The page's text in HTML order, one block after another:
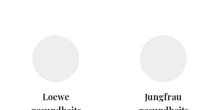
Loewe
Jungfrau